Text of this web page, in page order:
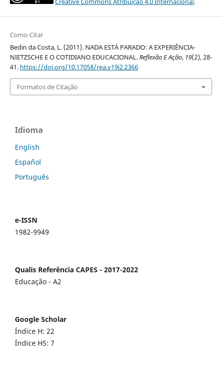
Como Citar
Bedin da Costa, L. (2011). NADA ESTÁ PARADO: A EXPERIÊNCIA-
NIETZSCHE E O COTIDIANO EDUCACIONAL.Reflexão E Ação, 19(2), 28-
41. https://doi.org/10.17058/rea.v19i2.2366
Formatos de Citação
Idioma
English
Español
Português
e-ISSN
1982-9949
Qualis Referência CAPES - 2017-2022
Educação - A2
Google Scholar
Índice H: 22
Índice H5: 7